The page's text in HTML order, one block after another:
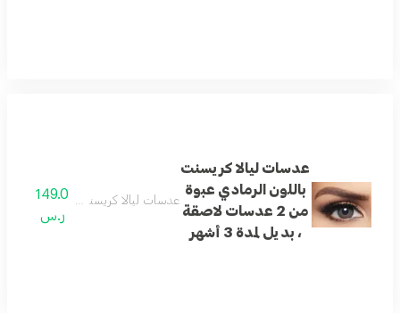
عدسات ليالا كريسنت
باللون الرمادي عبوة
من 2 عدسات لاصقة
، بديل لمدة 3 أشهر
عدسات ليالا كريسنت باللون الرمادي عبوة من 2 عدسات لاصقة ،
149.0
ر.س